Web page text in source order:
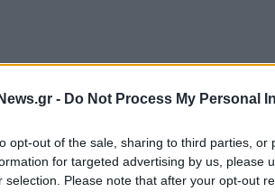
- Do Not Process My Personal
opt-out of the sale, sharing to third parties, or
for targeted advertising by us, please
selection. Please note that after your opt-out
Κοινοβούλιο ενέκρινε
και οι οργανώσεις που
δικαιώματα, οι καταγγελίες για